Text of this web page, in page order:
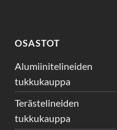
OSASTOT
Alumiinitelineiden
tukkukauppa
Terästelineiden
tukkukauppa